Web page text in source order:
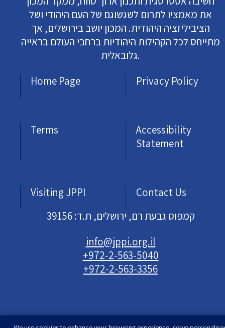
את מאמציו לתרום לשגשוגם של העם היהודי ושל
הציביליזציה היהודית. המכון יושב בירושלים, אך
מתייחס לכל הקהילות היהודיות ברחבי העולם בראייה
גלובאלית.
Home Page
Privacy Policy
Terms
Accessibility
Statement
Visiting JPPI
Contact Us
קמפוס גבעת רם, ירושלים, ת.ד: 39156
info@jppi.org.il
+972-2-563-5040
+972-2-563-3356